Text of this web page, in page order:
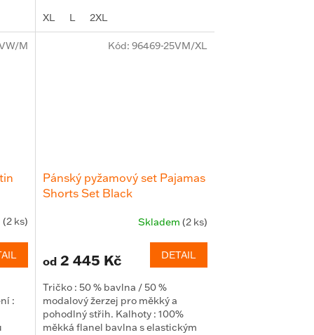
XL L 2XL
(2 ks)
:
M
Pánský pyžamový set Pajamas
Shorts Set Black
Skladem (2 ks)
od 2 445 Kč DETAIL
Tričko : 50 % bavlna / 50 %
modalový žerzej pro měkký a
pohodlný střih. Kalhoty : 100%
měkká flanel bavlna s elastickým
Kód: 96469-25VM/XL